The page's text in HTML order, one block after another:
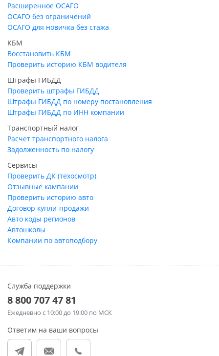
Расширенное ОСАГО
ОСАГО без ограничений
ОСАГО для новичка без стажа
КБМ
Восстановить КБМ
Проверить историю КБМ водителя
Штрафы ГИБДД
Проверить штрафы ГИБДД
Штрафы ГИБДД по номеру постановления
Штрафы ГИБДД по ИНН компании
Транспортный налог
Расчет транспортного налога
Задолженность по налогу
Сервисы
Проверить ДК (техосмотр)
Отзывные кампании
Проверить историю авто
Договор купли-продажи
Авто коды регионов
Автошколы
Компании по автоподбору
Служба поддержки
8 800 707 47 81
Ежедневно с 10:00 до 19:00 по МСК
Ответим на ваши вопросы